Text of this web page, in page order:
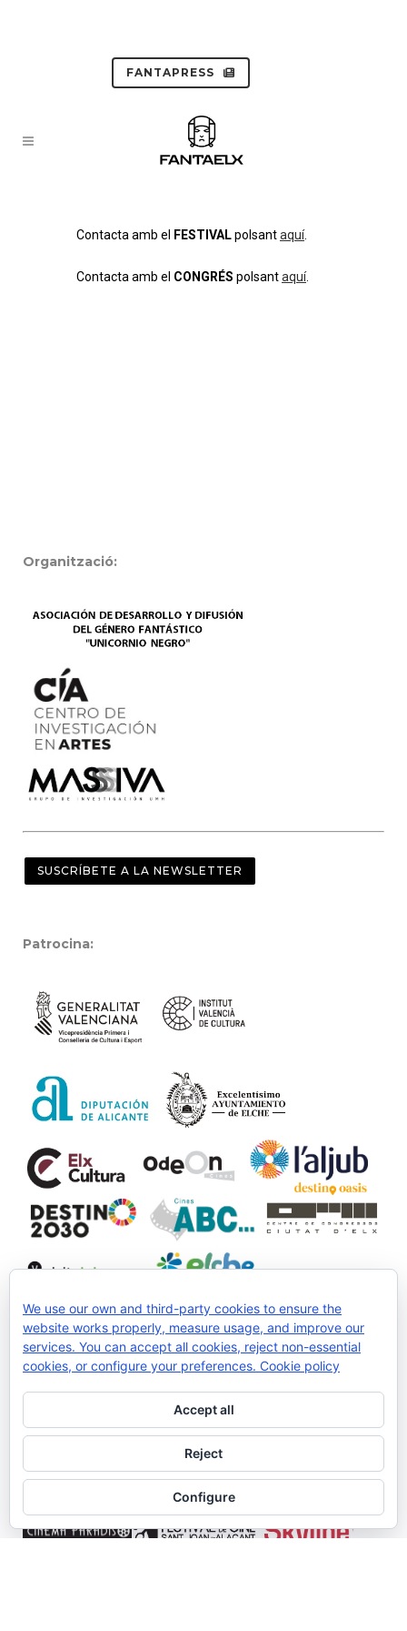
FANTAPRESS
Contacta amb el FESTIVALpolsantaquí.
Contacta amb el CONGRÉS polsantaquí.
Organització:
SUSCRÍBETE A LA NEWSLETTER
Patrocina:
Col·labora:
We use our own and third-party cookies to ensure the
website works properly, measure usage, and improve our
services. You can accept all cookies, reject non-essential
cookies, or configure your preferences. Cookie policy
Accept all
Reject
Configure